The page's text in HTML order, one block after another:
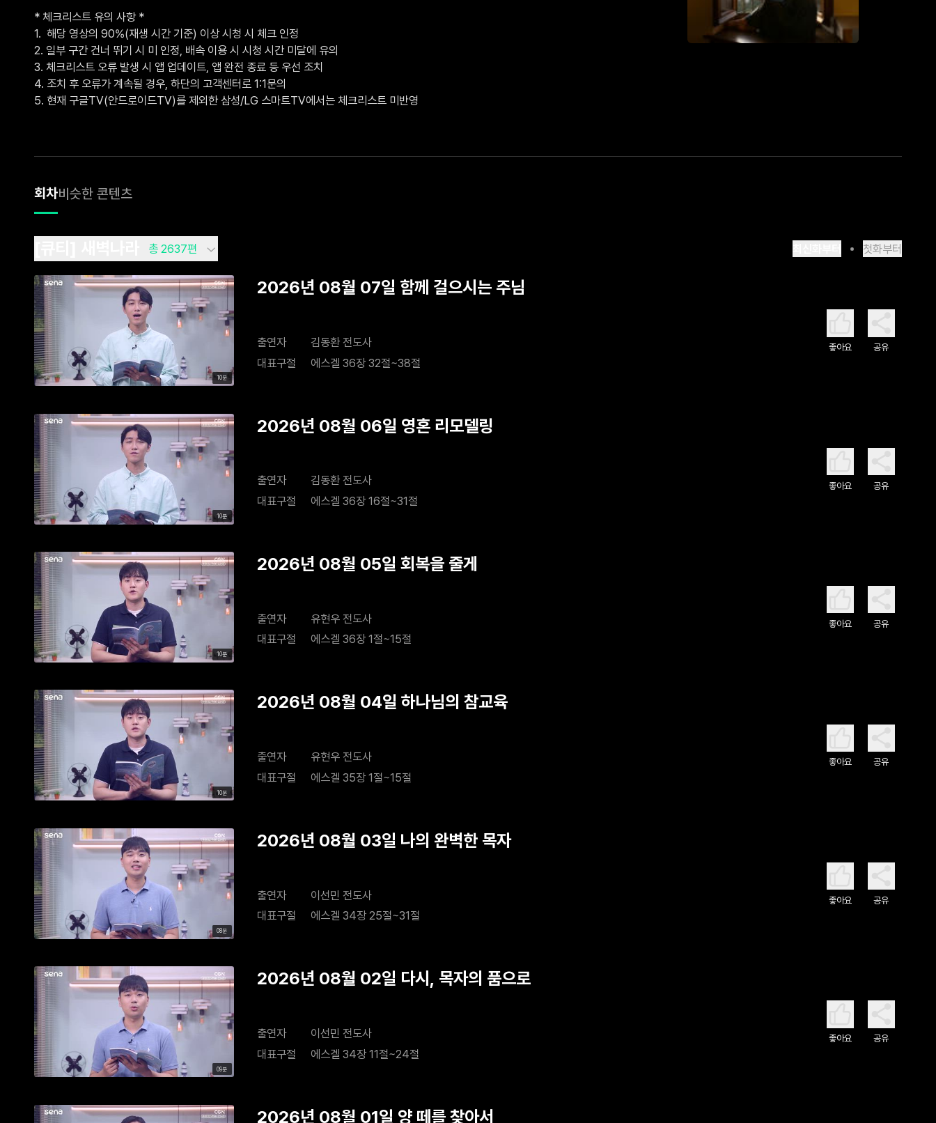
* 체크리스트 유의 사항 *
1.  해당 영상의 90%(재생 시간 기준) 이상 시청 시 체크 인정
2. 일부 구간 건너 뛰기 시 미 인정, 배속 이용 시 시청 시간 미달에 유의
3. 체크리스트 오류 발생 시 앱 업데이트, 앱 완전 종료 등 우선 조치
4. 조치 후 오류가 계속될 경우, 하단의 고객센터로 1:1문의
5. 현재 구글TV(안드로이드TV)를 제외한 삼성/LG 스마트TV에서는 체크리스트 미반영
회차비슷한 콘텐츠
총 2637편 첫화부터
10분
2026년 08월 07일 함께 걸으시는 주님
출연자
김동환 전도사
대표구절
에스겔 36장 32절~38절
좋아요 공유
10분
2026년 08월 06일 영혼 리모델링
출연자
김동환 전도사
대표구절
에스겔 36장 16절~31절
좋아요 공유
10분
2026년 08월 05일 회복을 줄게
출연자
유현우 전도사
대표구절
에스겔 36장 1절~15절
좋아요 공유
10분
2026년 08월 04일 하나님의 참교육
출연자
유현우 전도사
대표구절
에스겔 35장 1절~15절
좋아요 공유
08분
2026년 08월 03일 나의 완벽한 목자
출연자
이선민 전도사
대표구절
에스겔 34장 25절~31절
좋아요 공유
09분
2026년 08월 02일 다시, 목자의 품으로
출연자
이선민 전도사
대표구절
에스겔 34장 11절~24절
좋아요 공유
2026년 08월 01일 양 떼를 찾아서